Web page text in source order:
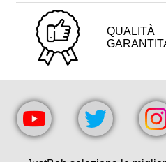
QUALITÀ